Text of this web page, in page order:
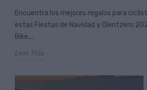
Encuentra los mejores regalos para
estas Fiestas de Navidad y Olentzero
Bike....
Leer Más